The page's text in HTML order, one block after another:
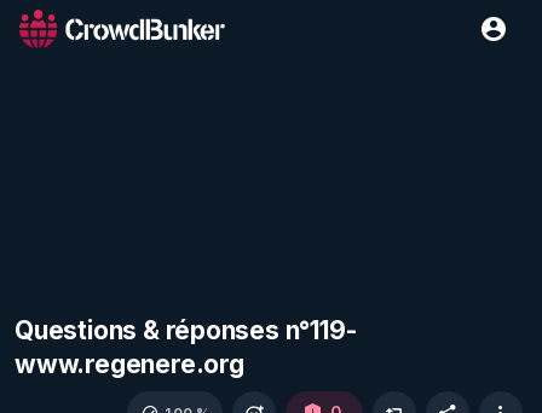
Questions & réponses n°119-
www.regenere.org